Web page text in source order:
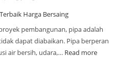
Harga Bersaing
pembangunan, pipa adalah
dapat diabaikan. Pipa berperan
air bersih, udara,… Read more